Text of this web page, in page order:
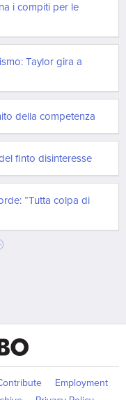
i compiti per le
Taylor gira a
della competenza
finto disinteresse
“Tutta colpa di
Employment